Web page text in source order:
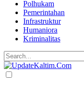
Polhukam
Pemerintahan
Infrastruktur
Humaniora
Kriminalitas